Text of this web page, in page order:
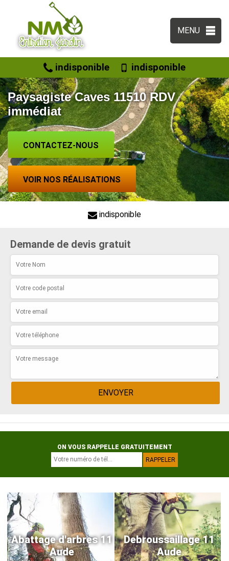
MENU
indisponible indisponible
Paysagiste Caves 11510 RDV
immédiat
CONTACTEZ-NOUS
VOIR NOS RÉALISATIONS
indisponible
Demande de devis gratuit
ON VOUS RAPPELLE GRATUITEMENT
Abattage d'arbres 11
Aude
Debroussaillage 11
Aude